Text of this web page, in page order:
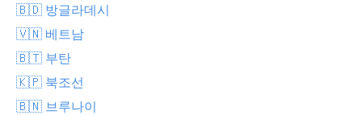
🇧🇩 방글라데시
🇻🇳 베트남
🇧🇹 부탄
🇰🇵 북조선
🇧🇳 브루나이